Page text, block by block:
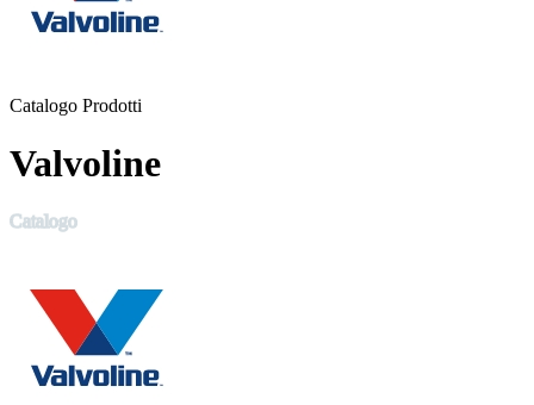
Catalogo Prodotti
Valvoline
Catalogo